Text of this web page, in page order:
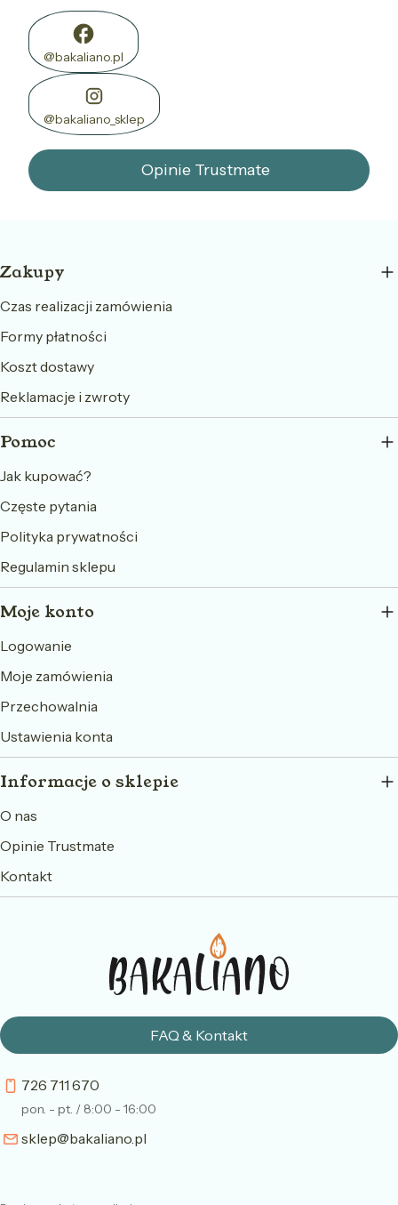
@bakaliano.pl
@bakaliano_sklep
Opinie Trustmate
Linki w stopce
Zakupy
Czas realizacji zamówienia
Formy płatności
Koszt dostawy
Reklamacje i zwroty
Pomoc
Jak kupować?
Częste pytania
Polityka prywatności
Regulamin sklepu
Moje konto
Logowanie
Moje zamówienia
Przechowalnia
Ustawienia konta
Informacje o sklepie
O nas
Opinie Trustmate
Kontakt
FAQ & Kontakt
726 711 670
pon. - pt. / 8:00 - 16:00
sklep@bakaliano.pl